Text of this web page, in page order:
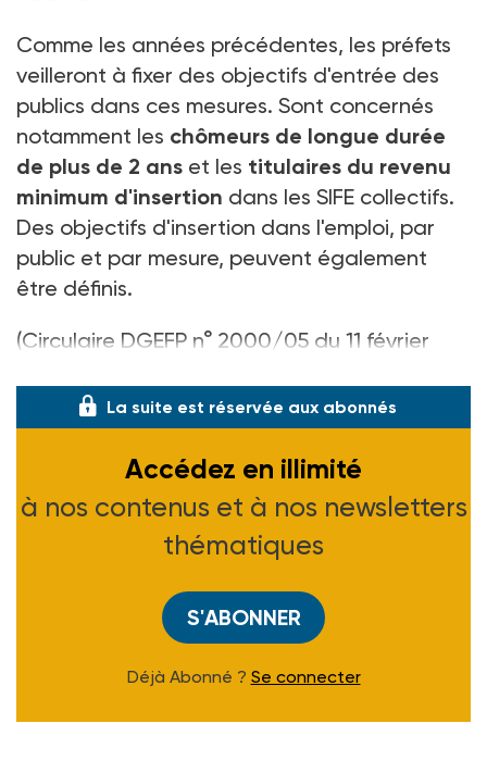
Comme les années précédentes, les préfets
veilleront à fixer des objectifs d'entrée des
publics dans ces mesures. Sont concernés
notamment les chômeurs de longue durée
de plus de 2 ans et les titulaires du revenu
minimum d'insertion dans les SIFE collectifs.
Des objectifs d'insertion dans l'emploi, par
public et par mesure, peuvent également
être définis.
(Circulaire DGEFP n° 2000/05 du 11 février
La suite est réservée aux abonnés
Accédez en illimité
à nos contenus et à nos newsletters
thématiques
S'ABONNER
Déjà Abonné ? Se connecter